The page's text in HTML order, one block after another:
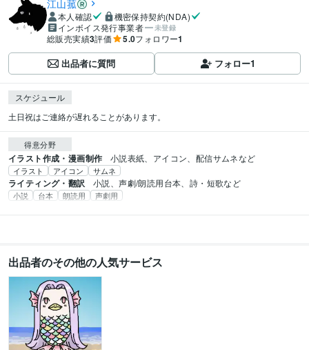
江山菰
本人確認
機密保持契約(NDA)
インボイス発行事業者
未登録
総販売実績3評価 5.0フォロワー1
出品者に質問 フォロー1
スケジュール
土日祝はご連絡が遅れることがあります。
得意分野
イラスト作成・漫画制作 小説表紙、アイコン、配信サムネなど
イラスト アイコン サムネ
ライティング・翻訳 小説、声劇/朗読用台本、詩・短歌など
小説 台本 朗読用 声劇用
出品者のその他の人気サービス